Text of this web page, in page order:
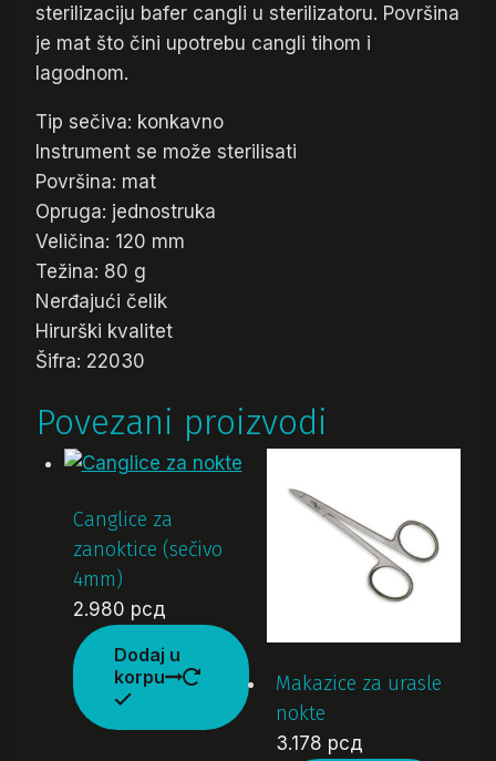
sterilizaciju bafer cangli u sterilizatoru. Površina
je mat što čini upotrebu cangli tihom i
lagodnom.
Tip sečiva: konkavno
Instrument se može sterilisati
Površina: mat
Opruga: jednostruka
Veličina: 120 mm
Težina: 80 g
Nerđajući čelik
Hirurški kvalitet
Šifra: 22030
Povezani proizvodi
Canglice za
zanoktice (sečivo
4mm)
2.980 рсд
Dodaj u
korpu
Makazice za urasle
nokte
3.178 рсд